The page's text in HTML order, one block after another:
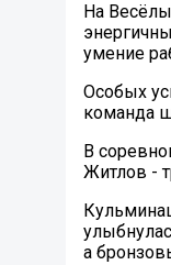
На
умение
Особых
команда
В
Житлов -
а